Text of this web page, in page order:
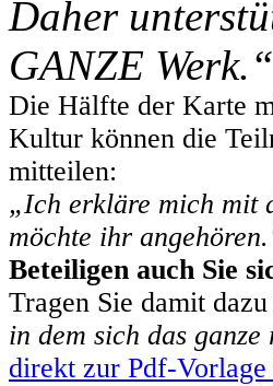
Daher
GANZE Werk.“
Die Hälfte der Karte
Kultur können die
mitteilen:
„Ich erkläre mich mit
möchte ihr
Beteiligen auch Sie
Tragen Sie damit
in dem sich das
direkt zur Pdf-